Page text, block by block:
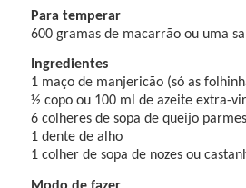
Para temperar
600 gramas de macarrão ou uma
Ingredientes
1 maço de manjericão (só as
½ copo ou 100 ml de azeite extra-
6 colheres de sopa de queijo
1 dente de alho
1 colher de sopa de nozes ou
texturas. Com a coordenação de
(Cientista Ajinomoto) e os chefs